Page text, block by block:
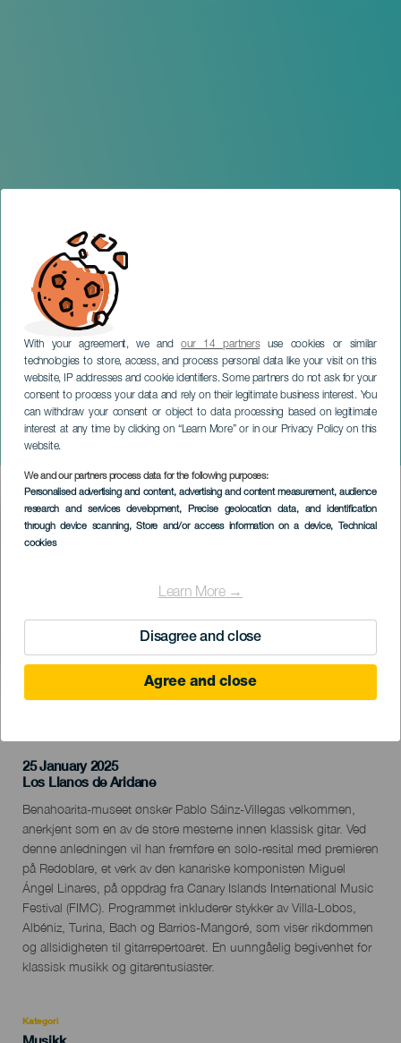
With your agreement, we andour 14 partnersuse cookies or similar
technologies to store, access, and process personal data like your visit on this
website, IP addresses and cookie identifiers. Some partners do not ask for your
consent to process your data and rely on their legitimate business interest. You
can withdraw your consent or object to data processing based on legitimate
interest at any time by clicking on “Learn More” or in our Privacy Policy on this
website.
We and our partners process data for the following purposes:
Personalised advertising and content, advertising and content measurement, audience
research and services development, Precise geolocation data, and identification
through device scanning, Store and/or access information on a device, Technical
cookies
Learn More →
Disagree and close
Agree and close
Pablo Sainz - Villegas på
konsert
LA PALMA
Imagen
Listado
25 January 2025
Localidad
Los Llanos de Aridane
Descripción
del
evento
Benahoarita-museet ønsker Pablo Sáinz-Villegas velkommen,
anerkjent som en av de store mesterne innen klassisk gitar. Ved
denne anledningen vil han fremføre en solo-resital med premieren
på Redoblare, et verk av den kanariske komponisten Miguel
Ángel Linares, på oppdrag fra Canary Islands International Music
Festival (FIMC). Programmet inkluderer stykker av Villa-Lobos,
Albéniz, Turina, Bach og Barrios-Mangoré, som viser rikdommen
og allsidigheten til gitarrepertoaret. En uunngåelig begivenhet for
klassisk musikk og gitarentusiaster.
Kategori
Categoría